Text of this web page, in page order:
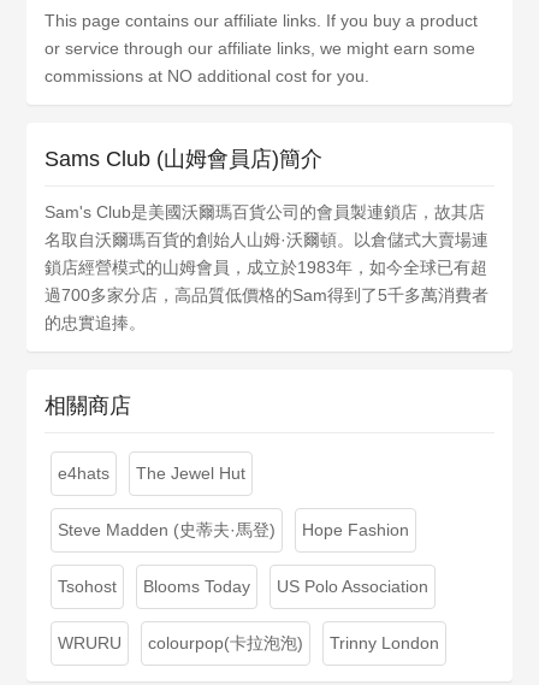
This page contains our affiliate links. If you buy a product
or service through our affiliate links, we might earn some
commissions at NO additional cost for you.
Sams Club (山姆會員店)簡介
Sam's Club是美國沃爾瑪百貨公司的會員製連鎖店，故其店
名取自沃爾瑪百貨的創始人山姆·沃爾頓。以倉儲式大賣場連
鎖店經營模式的山姆會員，成立於1983年，如今全球已有超
過700多家分店，高品質低價格的Sam得到了5千多萬消費者
的忠實追捧。
相關商店
e4hats The Jewel Hut
Steve Madden (史蒂夫·馬登) Hope Fashion
Tsohost Blooms Today US Polo Association
WRURU colourpop(卡拉泡泡) Trinny London